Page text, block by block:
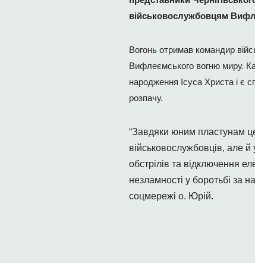
військовослужбовцям
Вогонь отримав командир
Вифлеємського вогню миру.
народження Ісуса Христа і є
розпачу.
“Завдяки юним пластунам
військовослужбовців, але й
обстрілів та відключення
незламності у боротьбі за
соцмережі о. Юрій.